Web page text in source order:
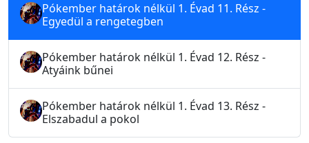
Pókember határok nélkül 1. Évad 11. Rész -
Egyedül a rengetegben
Pókember határok nélkül 1. Évad 12. Rész -
Atyáink bűnei
Pókember határok nélkül 1. Évad 13. Rész -
Elszabadul a pokol